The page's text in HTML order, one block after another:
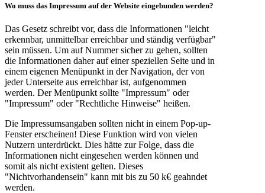
Wo muss das Impressum auf der Website eingebunden werden?
Das Gesetz schreibt vor, dass die Informationen "leicht
erkennbar, unmittelbar erreichbar und ständig verfügbar"
sein müssen. Um auf Nummer sicher zu gehen, sollten
die Informationen daher auf einer speziellen Seite und in
einem eigenen Menüpunkt in der Navigation, der von
jeder Unterseite aus erreichbar ist, aufgenommen
werden. Der Menüpunkt sollte "Impressum" oder
"Impressum" oder "Rechtliche Hinweise" heißen.
Die Impressumsangaben sollten nicht in einem Pop-up-
Fenster erscheinen! Diese Funktion wird von vielen
Nutzern unterdrückt. Dies hätte zur Folge, dass die
Informationen nicht eingesehen werden können und
somit als nicht existent gelten. Dieses
"Nichtvorhandensein" kann mit bis zu 50 k€ geahndet
werden.